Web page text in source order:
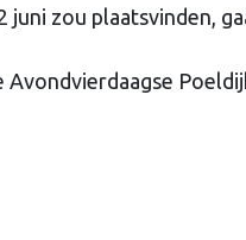
juni zou plaatsvinden,
Avondvierdaagse